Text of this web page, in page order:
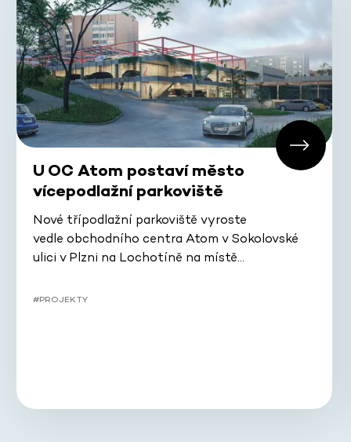
U OC Atom postaví město
vícepodlažní parkoviště
Nové třípodlažní parkoviště vyroste
vedle obchodního centra Atom v Sokolovské
ulici v Plzni na Lochotíně na místě…
#PROJEKTY